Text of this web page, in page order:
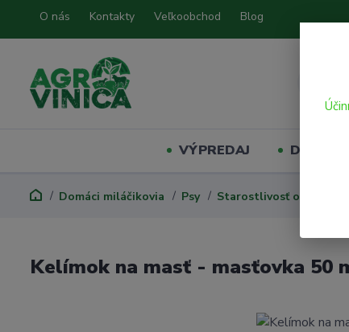
O nás Kontakty Veľkoobchod Blog
VÝPREDAJ Domáci
Domáci miláčikovia Psy Starostlivosť o psa
Kelímok na masť - masťovka 50